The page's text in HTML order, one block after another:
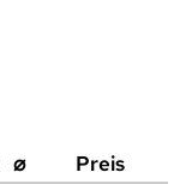
⌀
Preis